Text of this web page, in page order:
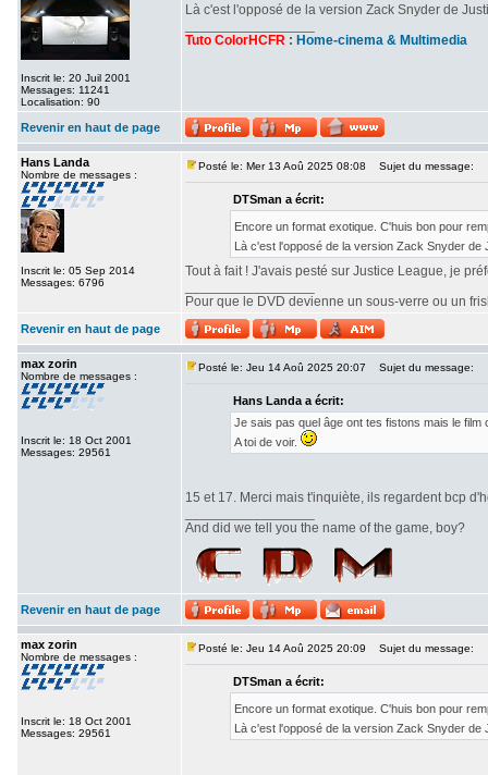
Inscrit le: 20 Juil 2001
Messages: 11241
Localisation: 90
Là c'est l'opposé de la version Zack Snyder de
Tuto ColorHCFR : Home-cinema & Multimedia
Revenir en haut de page
Hans Landa
Nombre de messages :
Inscrit le: 05 Sep 2014
Messages: 6796
Posté le: Mer 13 Aoû 2025 08:08 Sujet du message:
DTSman a écrit:
Encore un format exotique. C'huis bon pour
Là c'est l'opposé de la version Zack Snyder de
Tout à fait ! J'avais pesté sur Justice League, je
Pour que le DVD devienne un sous-verre ou un
Revenir en haut de page
max zorin
Nombre de messages :
Inscrit le: 18 Oct 2001
Messages: 29561
Posté le: Jeu 14 Aoû 2025 20:07 Sujet du message:
Hans Landa a écrit:
Je sais pas quel âge ont tes fistons mais le
A toi de voir.
15 et 17. Merci mais t'inquiète, ils regardent bcp
And did we tell you the name of the game, boy?
Revenir en haut de page
max zorin
Nombre de messages :
Inscrit le: 18 Oct 2001
Messages: 29561
Posté le: Jeu 14 Aoû 2025 20:09 Sujet du message:
DTSman a écrit:
Encore un format exotique. C'huis bon pour
Là c'est l'opposé de la version Zack Snyder de